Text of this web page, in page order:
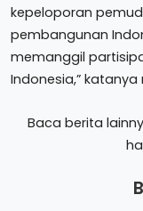
kepeloporan
pembangunan
memanggil
Indonesia,” katanya
Baca berita